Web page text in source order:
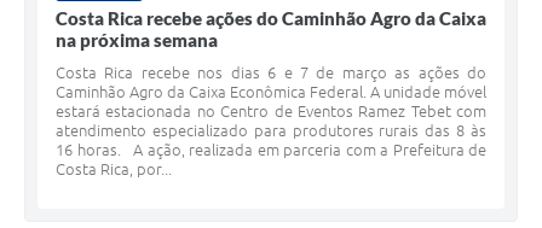
Costa Rica recebe ações do Caminhão Agro da Caixa
na próxima semana
Costa Rica recebe nos dias 6 e 7 de março as ações do
Caminhão Agro da Caixa Econômica Federal. A unidade móvel
estará estacionada no Centro de Eventos Ramez Tebet com
atendimento especializado para produtores rurais das 8 às
16 horas. A ação, realizada em parceria com a Prefeitura de
Costa Rica, por...